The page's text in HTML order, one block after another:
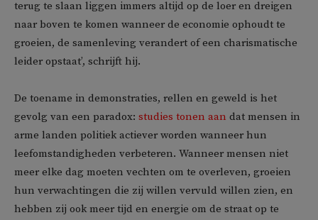
terug te slaan liggen immers altijd op de loer en dreigen
naar boven te komen wanneer de economie ophoudt te
groeien, de samenleving verandert of een charismatische
leider opstaat’, schrijft hij.
De toename in demonstraties, rellen en geweld is het
gevolg van een paradox: studies tonen aan dat mensen in
arme landen politiek actiever worden wanneer hun
leefomstandigheden verbeteren. Wanneer mensen niet
meer elke dag moeten vechten om te overleven, groeien
hun verwachtingen die zij willen vervuld willen zien, en
hebben zij ook meer tijd en energie om de straat op te